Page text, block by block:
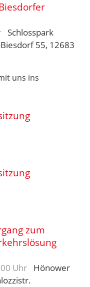
Schlosspark
55, 12683
uns ins
zum
Uhr
Hönower